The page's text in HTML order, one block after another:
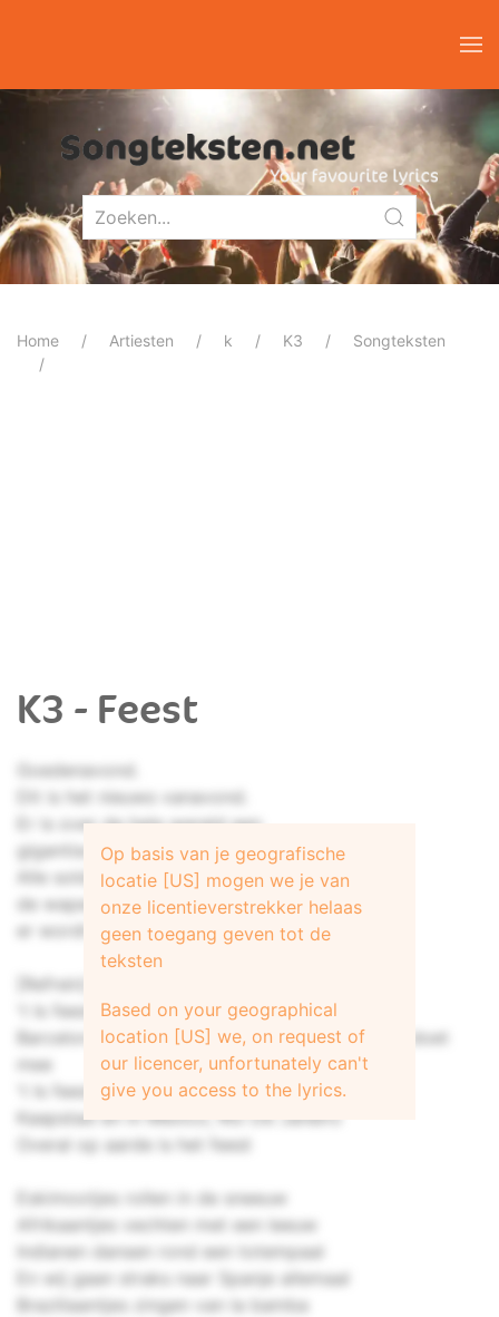
Home Artiesten k K3 Songteksten
K3 - Feest
Goedenavond.
Dit is het nieuws vanavond.
Er is over de hele wereld een
gigantisch feest losgebarsten (olé).
Alle soldaten overal op aarde hebben
de wapens neergelegd en
er wordt muziek en dans gesignaleerd (olé)
[Refrein]
't Is feest in New York en in Saint-tropez
Barcelona en LA, Acapulco, Santa Fe iedereen doet
mee
't Is feest in New York en in Tokio
Kaapstad en in Mexico, Rio De Janeiro
Overal op aarde is het feest
Eskimootjes rollen in de sneeuw
Afrikaantjes vechten met een leeuw
Indianen dansen rond een totempaal
En wij gaan straks naar Spanje allemaal
Braziliaantjes zingen van la bamba
Op basis van je geografische
locatie [US] mogen we je van
onze licentieverstrekker helaas
geen toegang geven tot de
teksten
Based on your geographical
location [US] we, on request of
our licencer, unfortunately can't
give you access to the lyrics.